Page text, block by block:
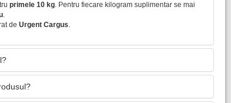
primele 10 kg. Pentru fiecare kilogram suplimentar se mai
.
de Urgent Cargus.